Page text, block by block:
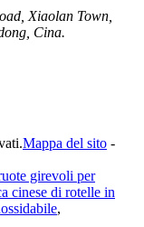
Xiaolan Town,
Cina.
Mappa del sito -
girevoli per
cinese di rotelle in
,